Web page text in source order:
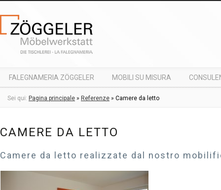
FALEGNAMERIA ZÖGGELER MOBILI SU MISURA
RICHIESTA
Sei qui: Pagina principale » Referenze » Camere da letto
CAMERE DA LETTO
Camere da letto realizzate dal nostro